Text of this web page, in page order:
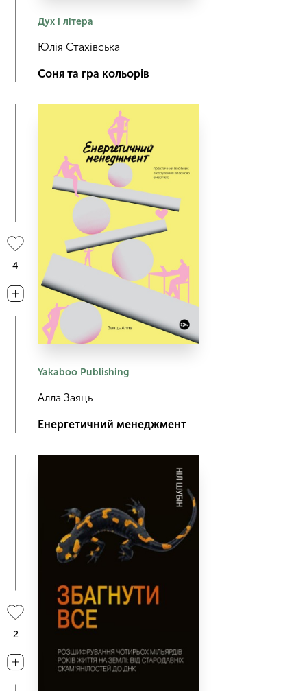
Дух і літера
Юлія Стахівська
Соня та гра кольорів
Yakaboo Publishing
Алла Заяць
Енергетичний менеджмент
4
2